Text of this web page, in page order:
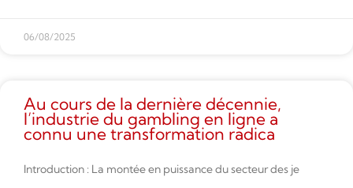
06/08/2025
Au cours de la dernière décennie,
l’industrie du gambling en ligne a
connu une transformation radica
Introduction : La montée en puissance du secteur des je